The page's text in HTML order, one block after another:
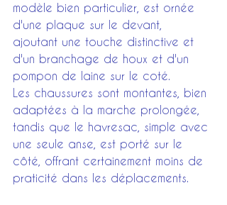
modèle bien particulier, est ornée
d'une plaque sur le devant,
ajoutant une touche distinctive et
d'un branchage de houx et d'un
pompon de laine sur le coté.
Les chaussures sont montantes, bien
adaptées à la marche prolongée,
tandis que le havresac, simple avec
une seule anse, est porté sur le
côté, offrant certainement moins de
praticité dans les déplacements.